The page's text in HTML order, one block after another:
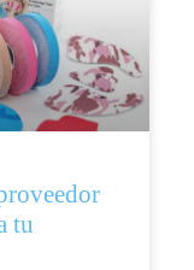
tu